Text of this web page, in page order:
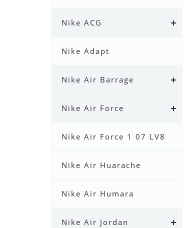
Nike ACG
Nike Adapt
Nike Air Barrage
Nike Air Force
Nike Air Force 1 07 LV8
Nike Air Huarache
Nike Air Humara
Nike Air Jordan